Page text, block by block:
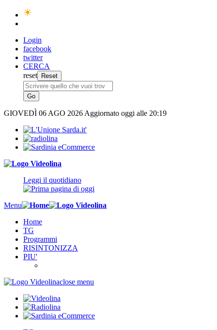
Login
facebook
twitter
CERCA
reset
GIOVEDÌ 06 AGO 2026 Aggiornato oggi alle 20:19
Leggi il quotidiano
Menu
Home
TG
Programmi
RISINTONIZZA
PIU'
close menu